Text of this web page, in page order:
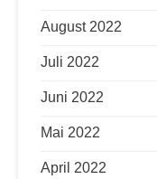
August 2022
Juli 2022
Juni 2022
Mai 2022
April 2022